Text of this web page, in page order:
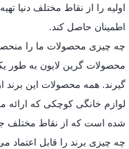
اولیه را از نقاط مختلف دنیا
اطمینان حاصل کند.
چه چیزی محصولات ما را
محصولات گرین لایون به طور
گیرند. همه محصولات این برند
لوازم خانگی کوچکی که ارائه
شده است که از نقاط مختلف
چه چیزی برند را قابل اعتماد